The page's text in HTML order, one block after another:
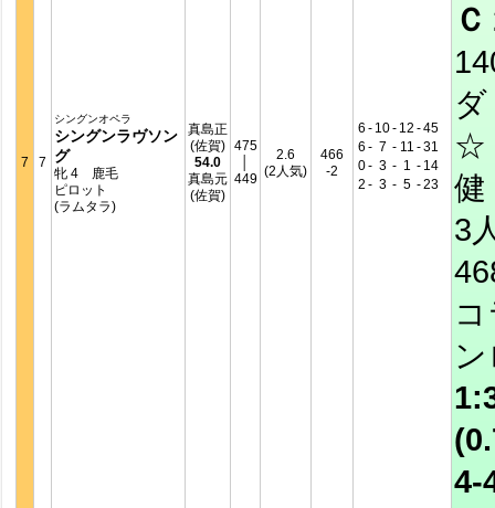
7 7
シングンオペラ
シングンラヴソン
グ
牝 4 鹿毛
ピロット
(ラムタラ)
真島正
(佐賀)
54.0
真島元
(佐賀)
475
449
2.6
(2人気)
466
-2
6 - 10- 12 -45
6 - 7 - 11 -31
0- 3 - 1 - 14
2 - 3 - 5 -23
☆
3
4-